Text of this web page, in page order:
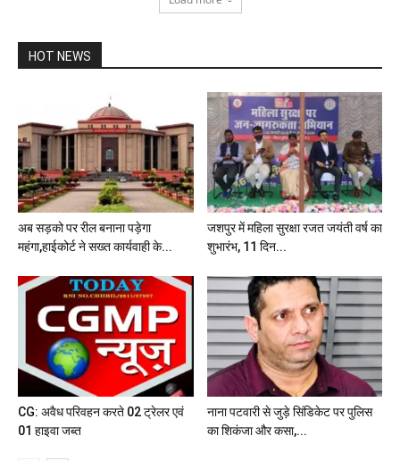
HOT NEWS
अब सड़को पर रील बनाना पड़ेगा
महंगा,हाईकोर्ट ने सख्त कार्यवाही के...
जशपुर में महिला सुरक्षा रजत जयंती वर्ष का
शुभारंभ, 11 दिन...
CG: अवैध परिवहन करते 02 ट्रेलर एवं
01 हाइवा जब्त
नाना पटवारी से जुड़े सिंडिकेट पर पुलिस
का शिकंजा और कसा,...